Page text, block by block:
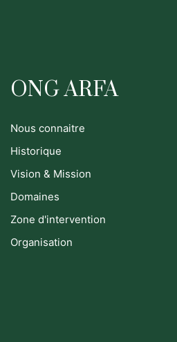
ONG ARFA
Nous connaitre
Historique
Vision & Mission
Domaines
Zone d'intervention
Organisation